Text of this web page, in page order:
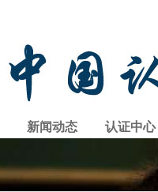
新闻动态 认证中心